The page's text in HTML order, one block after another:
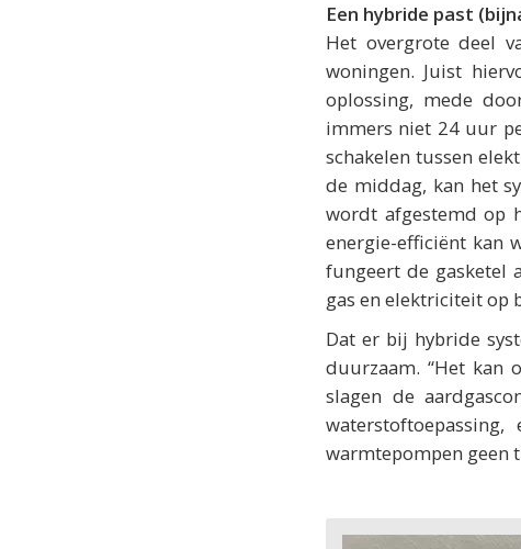
Een hybride past
Het overgrote deel
woningen. Juist
oplossing, mede
immers niet 24 uur
schakelen tussen
de middag, kan het
wordt afgestemd op
energie-efficiënt kan
fungeert de gasketel
gas en elektriciteit op
Dat er bij hybride
duurzaam. “Het kan
slagen de
warmtepompen geen